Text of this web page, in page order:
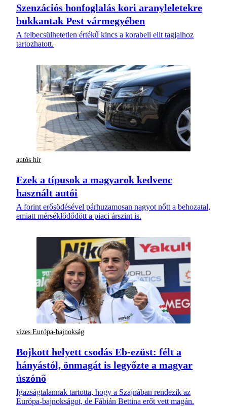
Szenzációs honfoglalás kori aranyleletekre
bukkantak Pest vármegyében
A felbecsülhetetlen értékű kincs a korabeli elit tagjaihoz
tartozhatott.
autós hír
Ezek a típusok a magyarok kedvenc
használt autói
A forint erősödésével párhuzamosan nagyot nőtt a behozatal,
emiatt mérséklődődött a piaci árszint is.
vizes Európa-bajnokság
Bojkott helyett csodás Eb-ezüst: félt a
hányástól, önmagát is legyőzte a magyar
úszónő
Igazságtalannak tartotta, hogy a Szajnában rendezik az
Európa-bajnokságot, de Fábián Bettina erőt vett magán.